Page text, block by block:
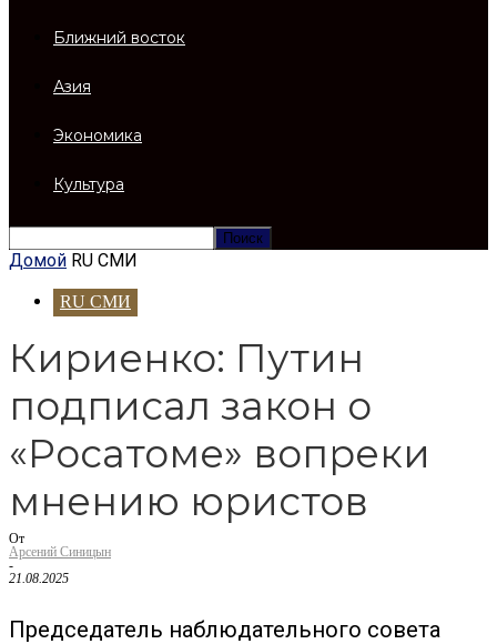
Ближний восток
Азия
Экономика
Культура
Домой RU СМИ
RU СМИ
Кириенко: Путин
подписал закон о
«Росатоме» вопреки
мнению юристов
От
Арсений Синицын
-
21.08.2025
Председатель наблюдательного совета